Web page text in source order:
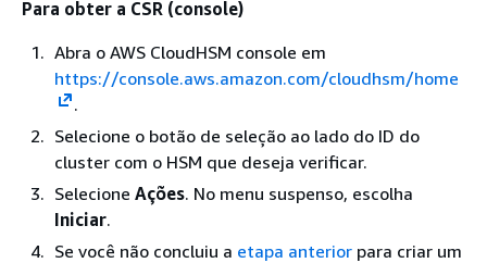
Para obter a CSR (console)
Abra o AWS CloudHSM console em
https://console.aws.amazon.com/cloudhsm/home
.
Selecione o botão de seleção ao lado do ID do
cluster com o HSM que deseja verificar.
Selecione Ações. No menu suspenso, escolha
Iniciar.
Se você não concluiu a etapa anterior para criar um